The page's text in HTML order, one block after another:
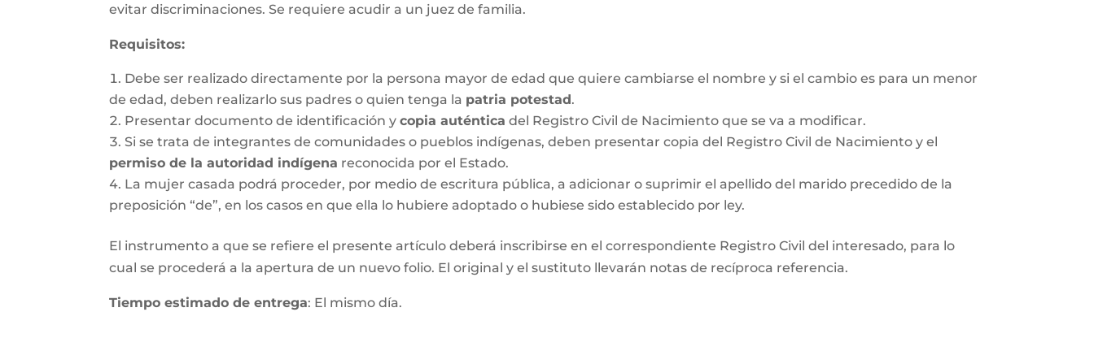
evitar discriminaciones. Se requiere acudir a un juez de familia.
Requisitos:
Debe ser realizado directamente por la persona mayor de edad que quiere cambiarse el nombre y si el cambio es para un menor
de edad, deben realizarlo sus padres o quien tenga la patria potestad.
Presentar documento de identificación ycopia auténtica del Registro Civil de Nacimiento que se va a modificar.
Si se trata de integrantes de comunidades o pueblos indígenas, deben presentar copia del Registro Civil de Nacimiento y el
permiso de la autoridad indígena reconocida por el Estado.
La mujer casada podrá proceder, por medio de escritura pública, a adicionar o suprimir el apellido del marido precedido de la
preposición “de”, en los casos en que ella lo hubiere adoptado o hubiese sido establecido por ley.
El instrumento a que se refiere el presente artículo deberá inscribirse en el correspondiente Registro Civil del interesado, para lo
cual se procederá a la apertura de un nuevo folio. El original y el sustituto llevarán notas de recíproca referencia.
Tiempo estimado de entrega: El mismo día.